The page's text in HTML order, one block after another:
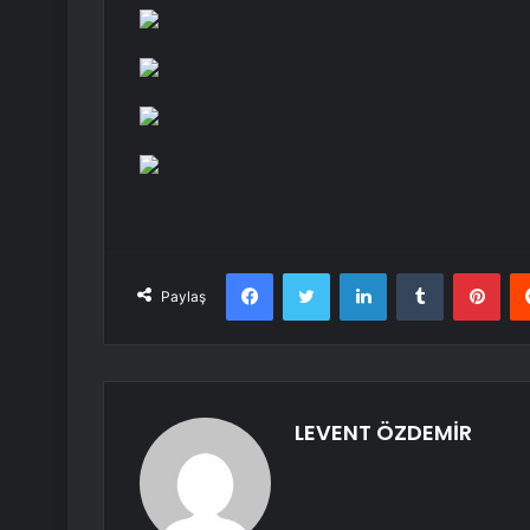
Paylaş
FacebookTwitter LinkedInTumblr
LEVENT ÖZDEMİR